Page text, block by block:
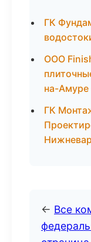
ГК
ООО
на-Амуре
ГК
← Все